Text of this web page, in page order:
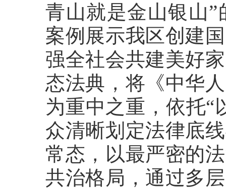
青山就是金山银山
案例展示我区创建
强全社会共建美好
态法典，将《中华
为重中之重，依托“
众清晰划定法律底
常态，以最严密的
共治格局，通过多